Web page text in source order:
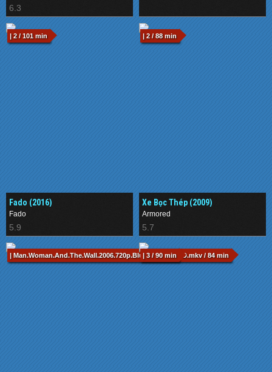
6.3
| 2 / 101 min
Fado (2016)
Fado
5.9
| 2 / 88 min
Xe Bọc Thép (2009)
Armored
5.7
| Man.Woman.And.The.Wall.2006.720p.BluRay.x264-aBD.mkv / 84 min
| 3 / 90 min